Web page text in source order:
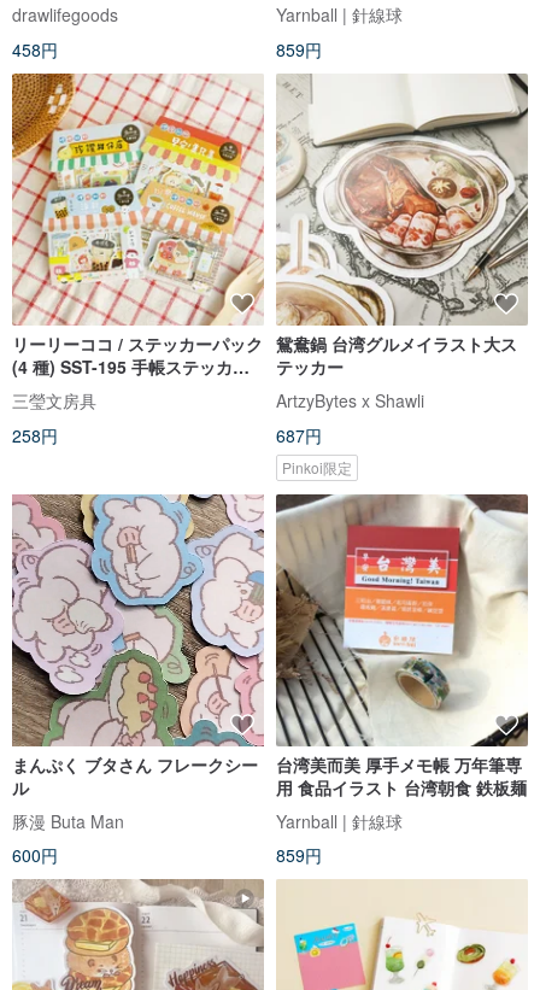
drawlifegoods
458円
Yarnball | 針線球
859円
リーリーココ / ステッカーパック
(4 種) SST-195 手帳ステッカー
フードイラスト
三瑩文房具
258円
鴛鴦鍋 台湾グルメイラスト大ス
テッカー
ArtzyBytes x Shawli
687円
Pinkoi限定
まんぷく ブタさん フレークシー
ル
豚漫 Buta Man
600円
台湾美而美 厚手メモ帳 万年筆専
用 食品イラスト 台湾朝食 鉄板麺
Yarnball | 針線球
859円